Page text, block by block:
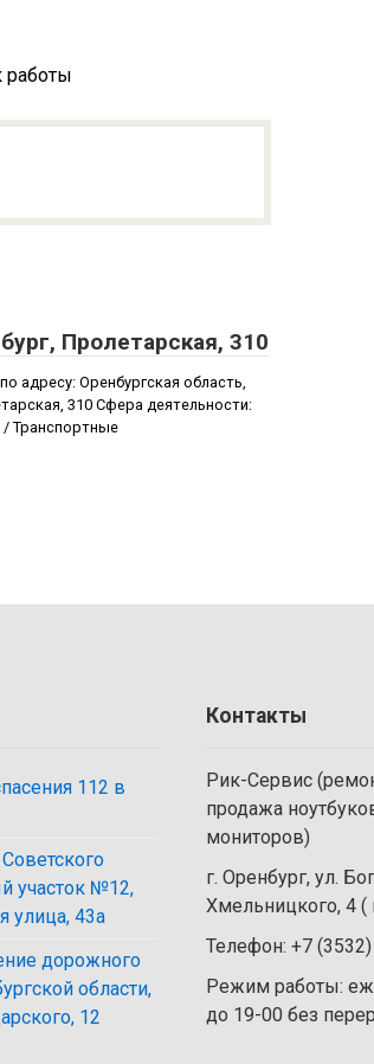
работы
Пролетарская, 310
адресу: Оренбургская область,
310 Сфера деятельности:
/ Транспортные
112 в
участок №12,
улица, 43а
дорожного
области,
12
Контакты
Рик-Сервис
продажа
мониторов)
г. Оренбург, ул.
Хмельницкого, 4
Телефон: +7
Режим работы:
до 19-00 без